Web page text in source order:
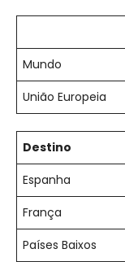
Mundo
União Europeia
Destino
Espanha
França
Países Baixos